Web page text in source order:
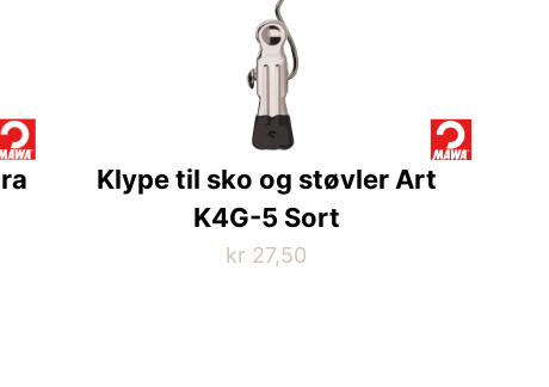
flere
varianter.
Alternativene
kan
velges
på
produktsiden
Klype til sko og støvler Art
K4G-5 Sort
kr 27,50